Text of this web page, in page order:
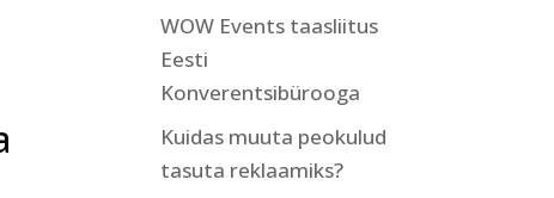
WOW Events taasliitus
Eesti
Konverentsibürooga
Kuidas muuta peokulud
tasuta reklaamiks?